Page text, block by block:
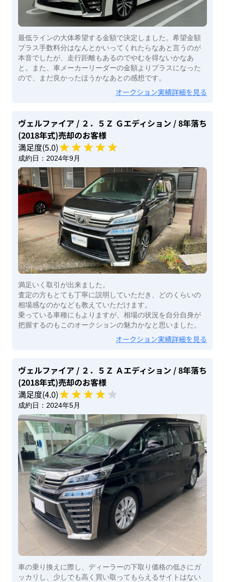
最低ラインの大体希望する金額で決定しました。希望金額
プラス手数料分はなんとかいってくれたらなあと言うのが
本音でしたが、走行距離もあるのでやむを得ないかなあ
と。また、車メーカーリーダーの金額よりプラスになった
ので、まだ良かったほうかなあとの感想です。
オークション実績詳細を見る
ヴェルファイア / ２．５Ｚ Ｇエディション / 8年落ち
(2018年式)売却のお客様
満足度(5.0)
成約日： 2024年9月
満足いく取引が出来ました。
査定の方もとても丁寧に説明していただき、どのくらいの
相場感なのかなども教えていただけます。
乗っている車種にもよりますが、相場の状況を自分自身が
把握するのもこのオークションの魅力かなと思いました。
オークション実績詳細を見る
ヴェルファイア / ２．５Ｚ Ａエディション / 8年落ち
(2018年式)売却のお客様
満足度(4.0)
成約日： 2024年5月
車の乗り換えに際し、ディーラーの下取り価格の低さにガ
ッカリし、少しでも高く買い取ってもらえるサイトはない